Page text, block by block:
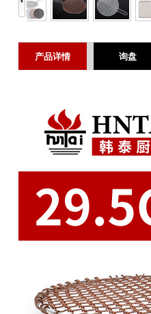
产品详情 询盘